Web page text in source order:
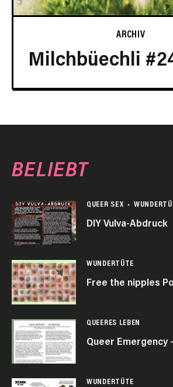
ARCHIV
Milchbüechli
BELIEBT
QUEER SEX
DIY Vulva-Abdruck
WUNDERTÜTE
Free the nipples
QUEERES LEBEN
Queer Emergency
WUNDERTÜTE